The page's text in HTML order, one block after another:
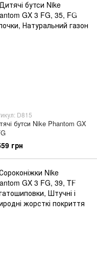
D815
бутси Nike Phantom GX
грн